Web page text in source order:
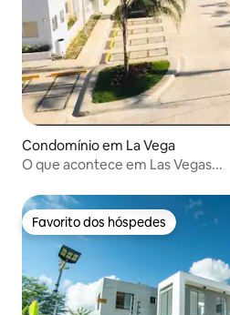
Condomínio em La Vega
O que acontece em Las Vegas...
Favorito dos hóspedes
Favorito dos hóspedes